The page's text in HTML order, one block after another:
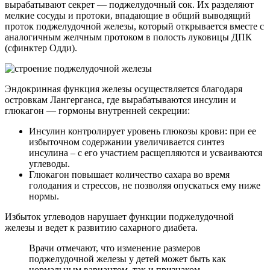
вырабатывают секрет — поджелудочный сок. Их разделяют
мелкие сосуды и протоки, впадающие в общий выводящий
проток поджелудочной железы, который открывается вместе с
аналогичным желчным протоком в полость луковицы ДПК
(сфинктер Одди).
Эндокринная функция железы осуществляется благодаря
островкам Лангерганса, где вырабатываются инсулин и
глюкагон — гормоны внутренней секреции:
Инсулин контролирует уровень глюкозы крови: при ее
избыточном содержании увеличивается синтез
инсулина – с его участием расщепляются и усваиваются
углеводы.
Глюкагон повышает количество сахара во время
голодания и стрессов, не позволяя опускаться ему ниже
нормы.
Избыток углеводов нарушает функции поджелудочной
железы и ведет к развитию сахарного диабета.
Врачи отмечают, что изменение размеров
поджелудочной железы у детей может быть как